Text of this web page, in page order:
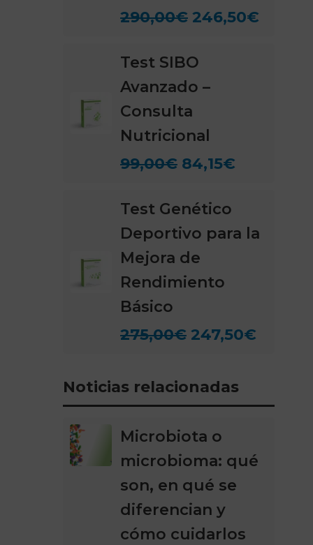
290,00€ 246,50€
Test SIBO
Avanzado –
Consulta
Nutricional
99,00€ 84,15€
Test Genético
Deportivo para la
Mejora de
Rendimiento
Básico
275,00€ 247,50€
Noticias relacionadas
Microbiota o
microbioma: qué
son, en qué se
diferencian y
cómo cuidarlos